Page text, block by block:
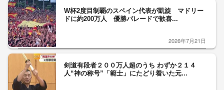
W杯2度目制覇のスペイン代表が凱旋 マドリー
ドに約200万人 優勝パレードで歓喜...
2026年7月21日
剣道有段者２００万人超のうち わずか２１４
人“神の称号”「範士」にたどり着いた元...